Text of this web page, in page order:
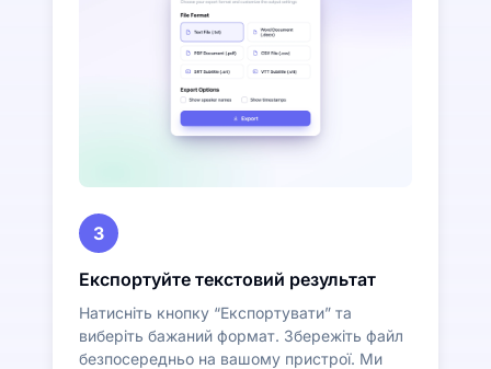
3
Експортуйте текстовий результат
Натисніть кнопку “Експортувати” та
виберіть бажаний формат. Збережіть файл
безпосередньо на вашому пристрої. Ми